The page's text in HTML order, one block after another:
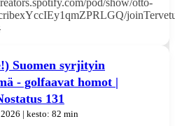
Suomen syrjityin
- golfaavat homot |
131
| kesto: 82 min